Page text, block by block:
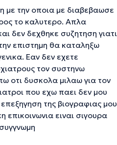
με την οποια με διαβεβαωσε
το καλυτερο. Απλα
δεν δεχθηκε συζητηση γιατι
επιστημη θα καταληξω
Εαν δεν εχετε
τον συστηνω
οτι δυσκολα μιλαω για τον
που εχω παει δεν μου
της βιογραφιας μου
επικοινωνια ειναι σιγουρα